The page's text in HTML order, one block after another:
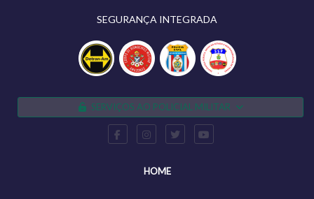
SEGURANÇA INTEGRADA
SERVIÇOS AO POLICIAL MILITAR
HOME